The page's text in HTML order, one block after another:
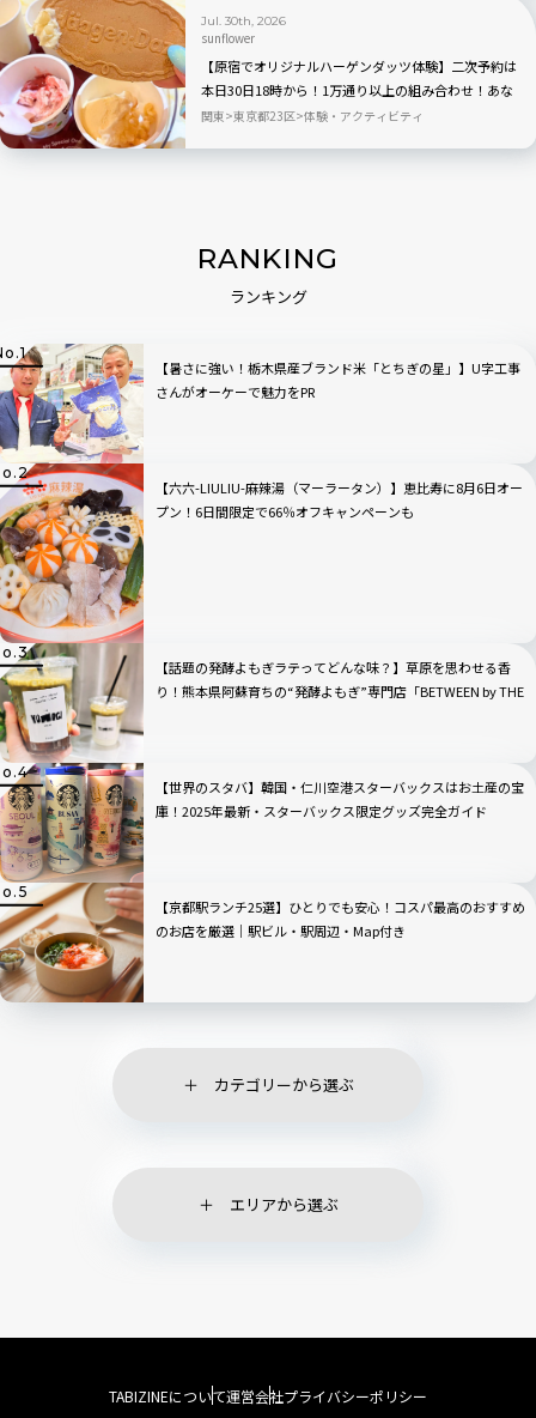
Jul. 30th, 2026
sunflower
【原宿でオリジナルハーゲンダッツ体験】二次予約は
本日30日18時から！1万通り以上の組み合わせ！あな
ただけのアイスクリームが作れるポップアップイベン
関東 東京都23区 体験・アクティビティ
RANKING
ランキング
【暑さに強い！栃木県産ブランド米「とちぎの星」】U字工事
さんがオーケーで魅力をPR
【六六-LIULIU-麻辣湯（マーラータン）】恵比寿に8月6日オー
プン！6日間限定で66％オフキャンペーンも
【話題の発酵よもぎラテってどんな味？】草原を思わせる香
り！熊本県阿蘇育ちの“発酵よもぎ”専門店「BETWEEN by THE
【世界のスタバ】韓国・仁川空港スターバックスはお土産の宝
庫！2025年最新・スターバックス限定グッズ完全ガイド
【京都駅ランチ25選】ひとりでも安心！コスパ最高のおすすめ
のお店を厳選｜駅ビル・駅周辺・Map付き
カテゴリーから選ぶ
エリアから選ぶ
TABIZINEについて運営会社プライバシーポリシー